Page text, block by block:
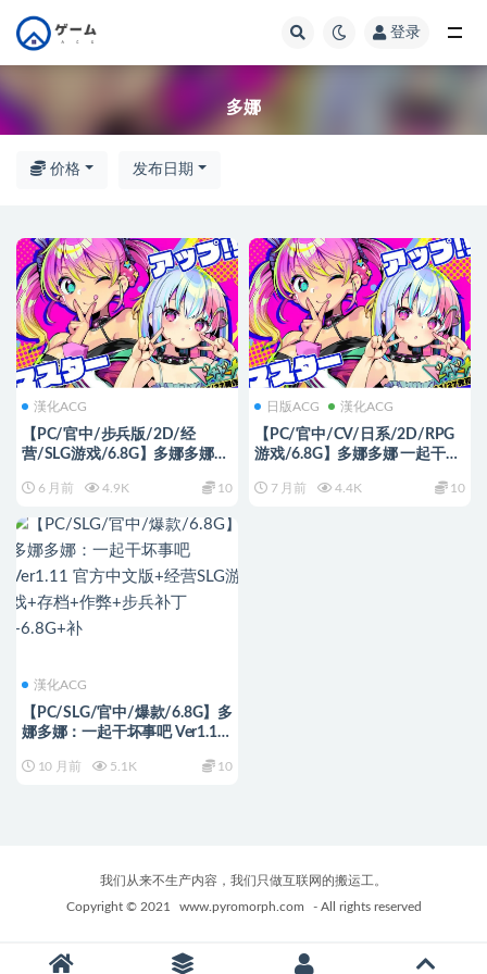
登录
多娜
价格 发布日期
漢化ACG
【PC/官中/步兵版/2D/经
营/SLG游戏/6.8G】多娜多娜一
+回想全开+2D经营SLG游戏
6 月前 4.9K 10
日版ACG 漢化ACG
【PC/官中/CV/日系/2D/RPG
游戏/6.8G】多娜多娜 一起干坏
+CV+日系2DRPG游戏+6.8G
7 月前 4.4K 10
漢化ACG
【PC/SLG/官中/爆款/6.8G】多
娜多娜：一起干坏事吧 Ver1.11
+作弊+步兵补丁+6.8G+补
10 月前 5.1K 10
我们从来不生产内容，我们只做互联网的搬运工。
Copyright © 2021
www.pyromorph.com - All rights reserved